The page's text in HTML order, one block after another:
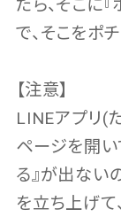
たら、そこに
で、そこをポ
【注意】
LINEアプリ(
ページを開い
る』が出ない
を立ち上げて